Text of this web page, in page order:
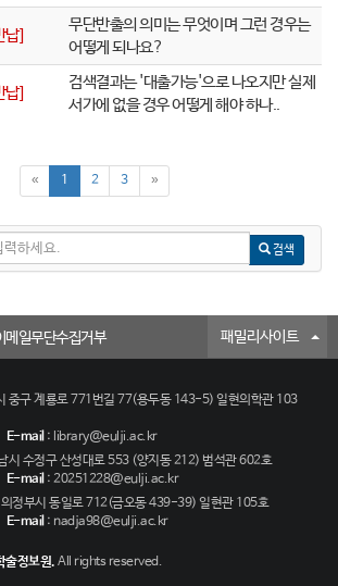
납]
무단반출의 의미는 무엇이며 그런 경우는
어떻게 되나요?
납]
검색결과는 '대출가능'으로 나오지만 실제
서가에 없을 경우 어떻게 해야 하나..
« 1 2 3 »
검색
메일무단수집거부 패밀리사이트
중구 계룡로 771번길 77(용두동 143-5) 일현의학관 103
E-mail: library@eulji.ac.kr
시 수정구 산성대로 553 (양지동 212) 범석관 602호
E-mail: 20251228@eulji.ac.kr
정부시 동일로 712(금오동 439-39) 일현관 105호
E-mail: nadja98@eulji.ac.kr
술정보원. All rights reserved.